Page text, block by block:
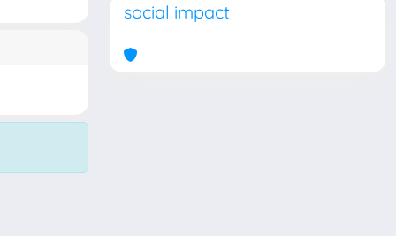
social impact